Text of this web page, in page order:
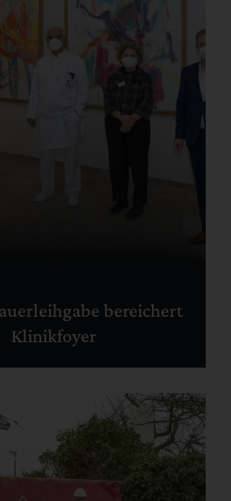
bereichert
Klinikfoyer